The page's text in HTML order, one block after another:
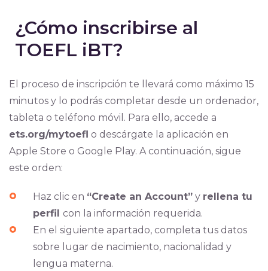
¿Cómo inscribirse al
TOEFL iBT?
El proceso de inscripción te llevará como máximo 15
minutos y lo podrás completar desde un ordenador,
tableta o teléfono móvil. Para ello, accede a
ets.org/mytoefl o descárgate la aplicación en
Apple Store o Google Play. A continuación, sigue
este orden:
Haz clic en “Create an Account”y rellena tu
perfil con la información requerida.
En el siguiente apartado, completa tus datos
sobre lugar de nacimiento, nacionalidad y
lengua materna.